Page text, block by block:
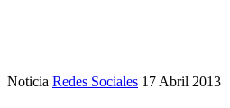
Noticia Redes Sociales 17 Abril 2013